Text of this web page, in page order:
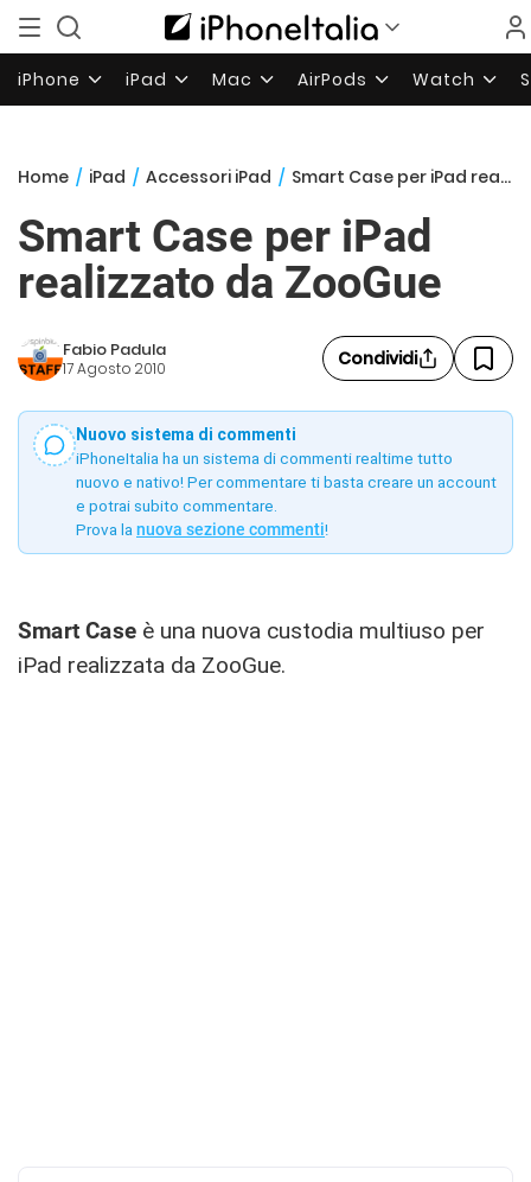
iPhone iPad Mac AirPods Watch
Home / iPad / Accessori iPad / Smart Case per iPad realizzato da ZooGue
Smart Case per iPad
realizzato da ZooGue
Fabio Padula
17 Agosto 2010 Condividi
Nuovo sistema di commenti
iPhoneItalia ha un sistema di commenti realtime tutto
nuovo e nativo! Per commentare ti basta creare un account
e potrai subito commentare.
Prova la nuova sezione commenti!
Smart Case è una nuova custodia multiuso per
iPad realizzata da ZooGue.